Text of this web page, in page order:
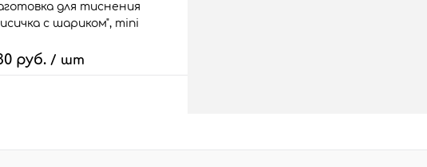
для тиснения
с шариком", mini
руб. / шт
Быстрый заказ
Сравнить